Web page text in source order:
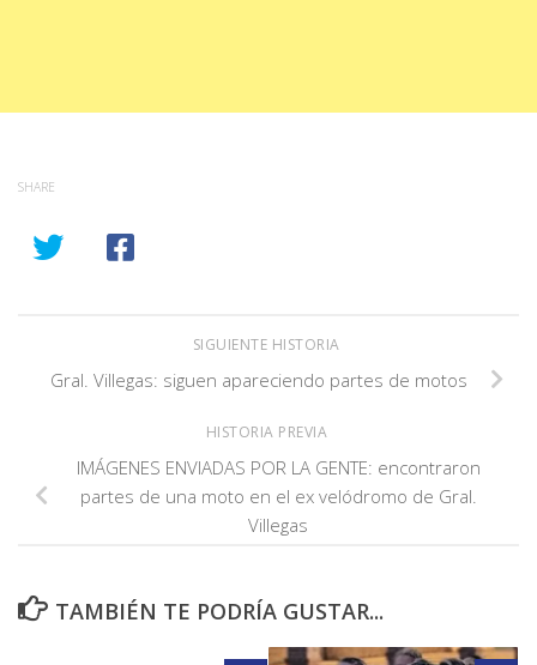
SHARE
SIGUIENTE HISTORIA
Gral. Villegas: siguen apareciendo partes de motos
HISTORIA PREVIA
IMÁGENES ENVIADAS POR LA GENTE: encontraron
partes de una moto en el ex velódromo de Gral.
Villegas
TAMBIÉN TE PODRÍA GUSTAR...